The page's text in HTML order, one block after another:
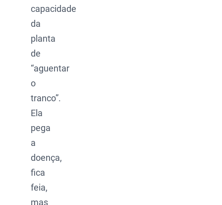
capacidade
da
planta
de
“aguentar
o
tranco”.
Ela
pega
a
doença,
fica
feia,
mas